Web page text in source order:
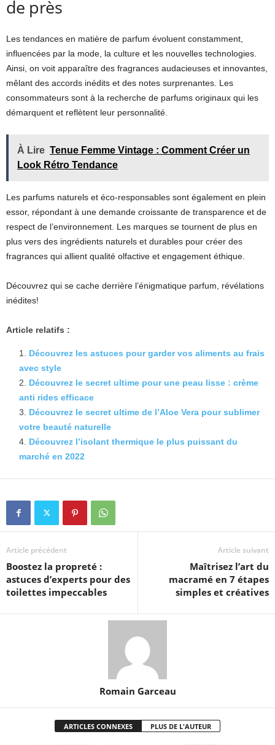
de près
Les tendances en matière de parfum évoluent constamment,
influencées par la mode, la culture et les nouvelles technologies.
Ainsi, on voit apparaître des fragrances audacieuses et innovantes,
mêlant des accords inédits et des notes surprenantes. Les
consommateurs sont à la recherche de parfums originaux qui les
démarquent et reflètent leur personnalité.
À Lire Tenue Femme Vintage : Comment Créer un
Look Rétro Tendance
Les parfums naturels et éco-responsables sont également en plein
essor, répondant à une demande croissante de transparence et de
respect de l’environnement. Les marques se tournent de plus en
plus vers des ingrédients naturels et durables pour créer des
fragrances qui allient qualité olfactive et engagement éthique.
Découvrez qui se cache derrière l’énigmatique parfum, révélations
inédites!
Article relatifs :
Découvrez les astuces pour garder vos aliments au frais
avec style
Découvrez le secret ultime pour une peau lisse : crème
anti rides efficace
Découvrez le secret ultime de l’Aloe Vera pour sublimer
votre beauté naturelle
Découvrez l’isolant thermique le plus puissant du
marché en 2022
Article précédent
Boostez la propreté :
astuces d’experts pour des
toilettes impeccables
Article suivant
Maîtrisez l’art du
macramé en 7 étapes
simples et créatives
Romain Garceau
ARTICLES CONNEXES PLUS DE L'AUTEUR